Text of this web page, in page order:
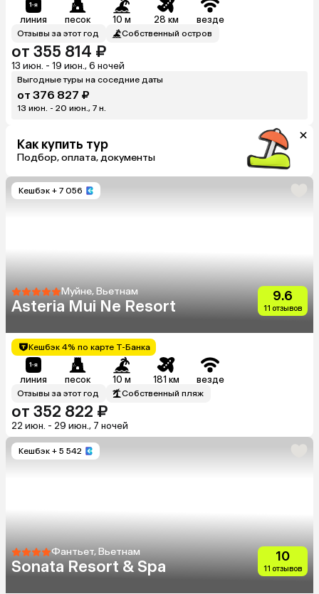
линия песок 10 м 28 км везде
Отзывы за этот год Собственный остров
от 355 814 ₽
13 июн. - 19 июн., 6 ночей
Выгодные туры на соседние даты
от 376 827 ₽
13 июн. - 20 июн., 7 н.
Как купить тур
Подбор, оплата, документы
Кешбэк + 7 056
Муйне, Вьетнам
Asteria Mui Ne Resort
9.6
11 отзывов
Кешбэк 4% по карте Т-Банка
линия песок 10 м 181 км везде
Отзывы за этот год Собственный пляж
от 352 822 ₽
22 июн. - 29 июн., 7 ночей
Кешбэк + 5 542
Фантьет, Вьетнам
Sonata Resort & Spa
10
11 отзывов